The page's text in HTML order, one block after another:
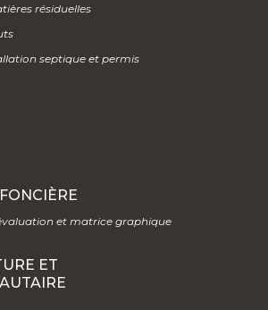
résiduelles
septique et permis
et matrice graphique
ET